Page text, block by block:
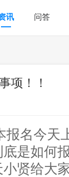
讯 问答
项！！
报名今天
是如何
贤给大